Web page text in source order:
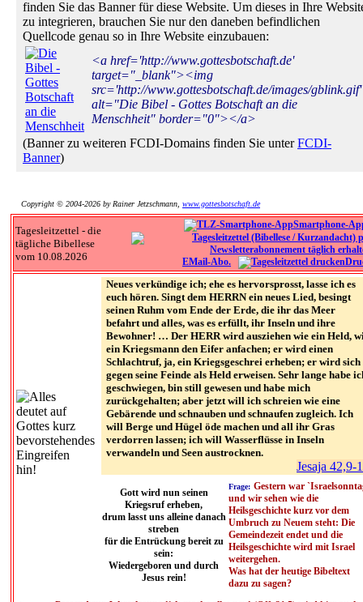
finden Sie das Banner für diese Website. Um dieses in Ihre
zu integrieren, brauchen Sie nur den daneben befindlichen
Quellcode genau so in Ihre Website einzubauen:
<a href='http://www.gottesbotschaft.de'
target="_blank"><img
src='http://www.gottesbotschaft.de/images/gblink.gif'
alt="Die Bibel - Gottes Botschaft an die
Menschheit" border="0"></a>
(Banner zu weiteren FCDI-Domains finden Sie unterFCDI-
Banner)
Copyright © 2004-2026 by Rainer Jetzschmann, www.gottesbotschaft.de
Tagesleitzettel - die
tägliche Bibellese
vom 10.08.2026
Smartphone-
EMail-Abo.
Neues verkündige ich; ehe es hervorsprosst, lasse ich es
euch hören. Singt dem HERRN ein neues Lied, besingt
seinen Ruhm vom Ende der Erde, die ihr das Meer
befahrt und alles, was es erfüllt, ihr Inseln und ihre
Bewohner! … Der HERR wird ausziehen wie ein Held,
ein Kriegsmann den Eifer anfachen; er wird einen
Schlachtruf, ja, ein Kriegsgeschrei erheben; er wird sich
gegen seine Feinde als Held erweisen. Sehr lange habe
geschwiegen, bin still gewesen und habe mich
zurückgehalten; aber jetzt will ich schreien wie eine
Gebärende und schnauben und schnaufen zugleich. Ich
will Berge und Hügel öde machen und all ihr Gras
verdorren lassen; ich will Wasserflüsse in Inseln
verwandeln und Seen austrocknen.
Jesaja 42,9-
Gott wird nun seinen
Kriegsruf erheben,
drum lasst uns alleine danach
streben
für die Entrückung bereit zu
sein:
Wiedergeboren und durch
Jesus rein!
Frage: Gestern war
und wir sehen wie die
Heilsgeschichte kurz vor dem
Umbruch zu Neuem steht: Die
Gemeindezeit endet und die
Heilsgeschichte wird mit Israel
weitergehen.
Was hat der heutige Bibeltext
dazu zu sagen?